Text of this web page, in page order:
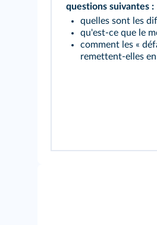
questions suivantes :
quelles sont les
qu'est-ce que le
comment les «
remettent-elles